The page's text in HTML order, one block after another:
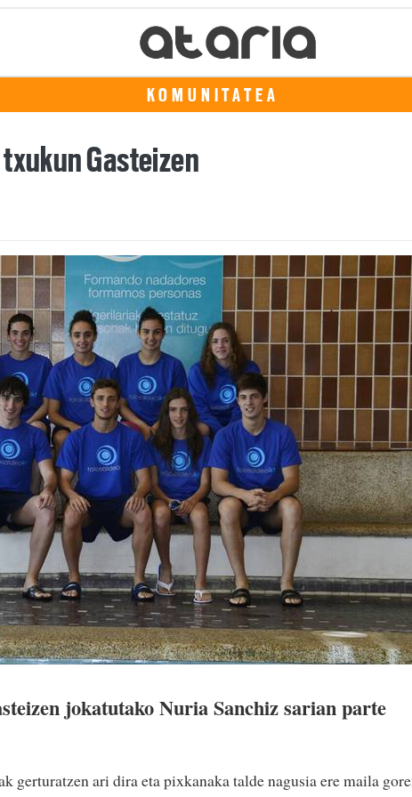
KOMUNITATEA
Gasteizen
jokatutako Nuria Sanchiz sarian parte
gerturatzen ari dira eta pixkanaka talde nagusia ere maila